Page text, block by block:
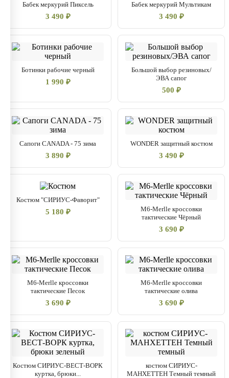
Бабек меркурий Пиксель
3 490 ₽
Бабек меркурий Мультикам
3 490 ₽
Ботинки рабочие черный
1 990 ₽
Большой выбор резиновых/
ЭВА сапог
500 ₽
Сапоги CANADA - 75 зима
3 890 ₽
WONDER защитный костюм
3 490 ₽
Костюм "СИРИУС-Фаворит"
5 180 ₽
M6-Merlle кроссовки
тактические Чёрный
3 690 ₽
M6-Merlle кроссовки
тактические Песок
3 690 ₽
M6-Merlle кроссовки
тактические олива
3 690 ₽
Костюм СИРИУС-ВЕСТ-ВОРК
куртка, брюки...
костюм СИРИУС-
МАНХЕТТЕН Темный темный